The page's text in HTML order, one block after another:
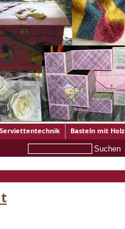
Serviettentechnik
Basteln mit Holz